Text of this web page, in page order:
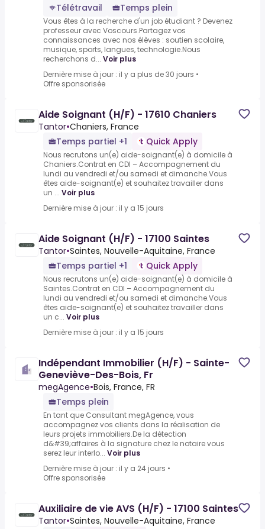
Télétravail
Temps plein
Vous êtes à la recherche d'un job étudiant ? Devenez
professeur avec Voscours.Partagez vos
connaissances avec nos élèves : soutien scolaire,
musique, sports, langues, technologie.Nous
recherchons d... Voir plus
Dernière mise à jour : il y a plus de 30 jours •
Offre sponsorisée
Aide Soignant (H/F) - 17610 Chaniers
Tantor•Chaniers, France
Temps partiel +1
Quick Apply
Nous recrutons un(e) aide-soignant(e) à domicile à
Chaniers.Contrat en CDI – Accompagnement du
lundi au vendredi et/ou samedi et dimanche.Vous
êtes aide-soignant(e) et souhaitez travailler dans
un ... Voir plus
Dernière mise à jour : il y a 15 jours
Aide Soignant (H/F) - 17100 Saintes
Tantor•Saintes, Nouvelle-Aquitaine, France
Temps partiel +1
Quick Apply
Nous recrutons un(e) aide-soignant(e) à domicile à
Saintes.Contrat en CDI – Accompagnement du
lundi au vendredi et/ou samedi et dimanche.Vous
êtes aide-soignant(e) et souhaitez travailler dans
un c... Voir plus
Dernière mise à jour : il y a 15 jours
Indépendant Immobilier (H/F) - Sainte-
Geneviève-Des-Bois, Fr
megAgence•Bois, France, FR
Temps plein
En tant que Consultant megAgence, vous
accompagnez vos clients dans la réalisation de
leurs projets immobiliers.De la détection
d&#39;affaires à la signature chez le notaire vous
serez leur interlo... Voir plus
Dernière mise à jour : il y a 24 jours •
Offre sponsorisée
Auxiliaire de vie AVS (H/F) - 17100 Saintes
Tantor•Saintes, Nouvelle-Aquitaine, France